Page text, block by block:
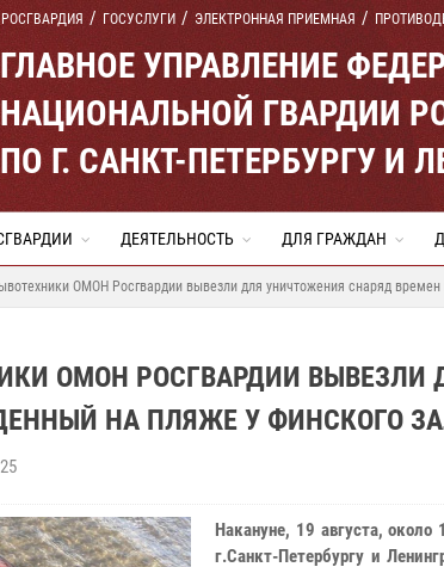
РОСГВАРДИЯ ГОСУСЛУГИ ЭЛЕКТРОННАЯ ПРИЕМНАЯ
ГЛАВНОЕ УПРАВЛЕНИЕ
НАЦИОНАЛЬНОЙ ГВАРДИИ
ПО Г. САНКТ-ПЕТЕРБУРГУ И
ДЕЯТЕЛЬНОСТЬ ДЛЯ ГРАЖДАН
ОМОН Росгвардии вывезли для уничтожения снаряд
ОМОН РОСГВАРДИИ
НА ПЛЯЖЕ У ФИНСКОГО
Накануне, 19 августа,
г.Санкт-Петербургу и